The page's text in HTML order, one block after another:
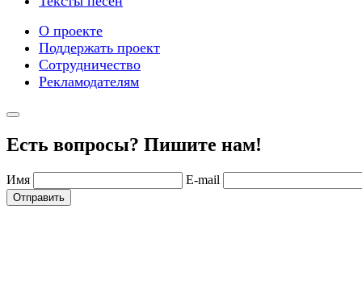
О проекте
Поддержать проект
Сотрудничество
Рекламодателям
Есть вопросы? Пишите нам!
Имя E-mail